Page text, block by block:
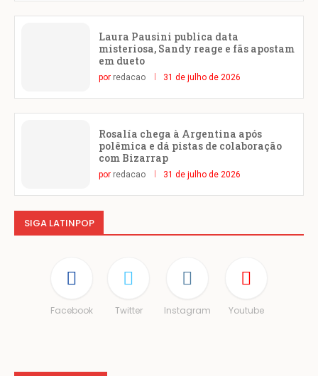
Laura Pausini publica data
misteriosa, Sandy reage e fãs apostam
em dueto
por redacao 31 de julho de 2026
Rosalía chega à Argentina após
polêmica e dá pistas de colaboração
com Bizarrap
por redacao 31 de julho de 2026
SIGA LATINPOP
Facebook Twitter Instagram Youtube